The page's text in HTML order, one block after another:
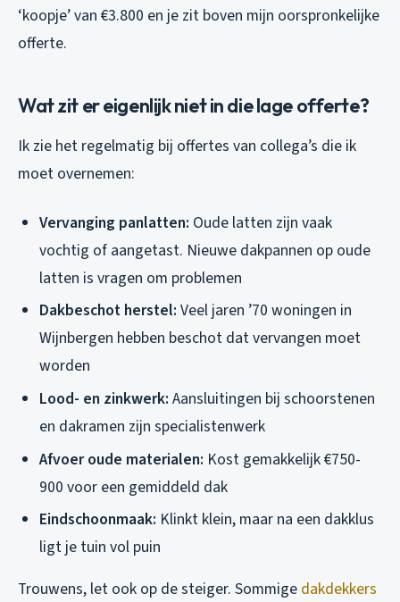
‘koopje’ van €3.800 en je zit boven mijn oorspronkelijke
offerte.
Wat zit er eigenlijk niet in die lage offerte?
Ik zie het regelmatig bij offertes van collega’s die ik
moet overnemen:
Vervanging panlatten: Oude latten zijn vaak
vochtig of aangetast. Nieuwe dakpannen op oude
latten is vragen om problemen
Dakbeschot herstel: Veel jaren ’70 woningen in
Wijnbergen hebben beschot dat vervangen moet
worden
Lood- en zinkwerk: Aansluitingen bij schoorstenen
en dakramen zijn specialistenwerk
Afvoer oude materialen: Kost gemakkelijk €750-
900 voor een gemiddeld dak
Eindschoonmaak: Klinkt klein, maar na een dakklus
ligt je tuin vol puin
Trouwens, let ook op de steiger. Sommige dakdekkers